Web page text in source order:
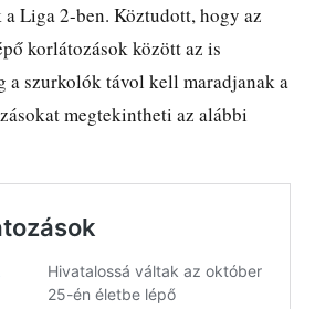
Liga 2-ben. Köztudott, hogy az
korlátozások között az is
a szurkolók távol kell maradjanak a
megtekintheti az alábbi